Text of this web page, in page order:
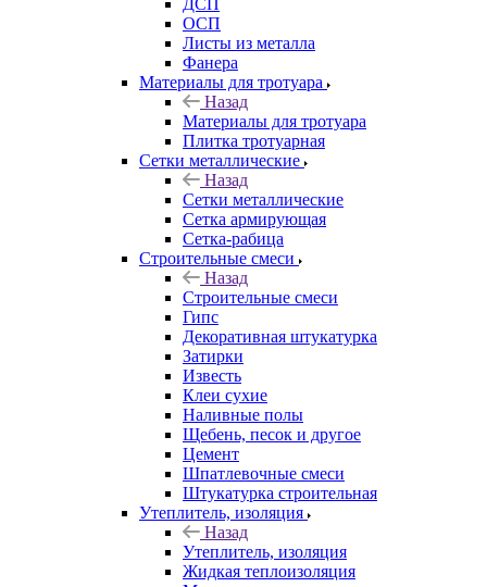
ДСП
ОСП
Листы из металла
Фанера
Материалы для тротуара
Назад
Материалы для тротуара
Плитка тротуарная
Сетки металлические
Назад
Сетки металлические
Сетка армирующая
Сетка-рабица
Строительные смеси
Назад
Строительные смеси
Гипс
Декоративная штукатурка
Затирки
Известь
Клеи сухие
Наливные полы
Щебень, песок и другое
Цемент
Шпатлевочные смеси
Штукатурка строительная
Утеплитель, изоляция
Назад
Утеплитель, изоляция
Жидкая теплоизоляция